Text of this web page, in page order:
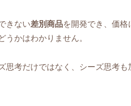
きない差別商品を開発でき、価格
うかはわかりません。
思考だけではなく、シーズ思考